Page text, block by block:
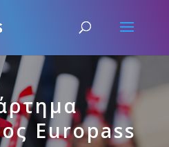
Europass